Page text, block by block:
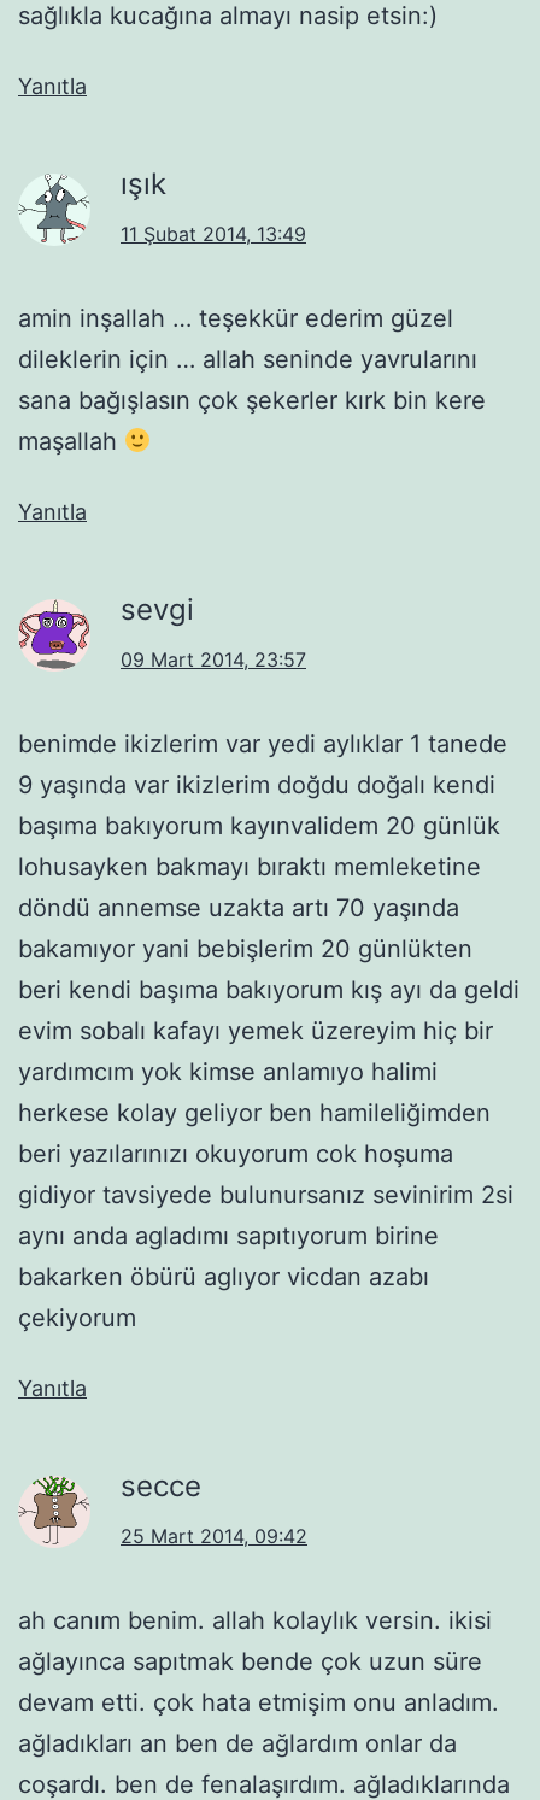
sağlıkla kucağına almayı nasip etsin:)
Yanıtla
ışık
11 Şubat 2014, 13:49
amin inşallah … teşekkür ederim güzel
dileklerin için … allah seninde yavrularını
sana bağışlasın çok şekerler kırk bin kere
maşallah
Yanıtla
sevgi
09 Mart 2014, 23:57
benimde ikizlerim var yedi aylıklar 1 tanede
9 yaşında var ikizlerim doğdu doğalı kendi
başıma bakıyorum kayınvalidem 20 günlük
lohusayken bakmayı bıraktı memleketine
döndü annemse uzakta artı 70 yaşında
bakamıyor yani bebişlerim 20 günlükten
beri kendi başıma bakıyorum kış ayı da geldi
evim sobalı kafayı yemek üzereyim hiç bir
yardımcım yok kimse anlamıyo halimi
herkese kolay geliyor ben hamileliğimden
beri yazılarınızı okuyorum cok hoşuma
gidiyor tavsiyede bulunursanız sevinirim 2si
aynı anda agladımı sapıtıyorum birine
bakarken öbürü aglıyor vicdan azabı
çekiyorum
Yanıtla
secce
25 Mart 2014, 09:42
ah canım benim. allah kolaylık versin. ikisi
ağlayınca sapıtmak bende çok uzun süre
devam etti. çok hata etmişim onu anladım.
ağladıkları an ben de ağlardım onlar da
coşardı. ben de fenalaşırdım. ağladıklarında